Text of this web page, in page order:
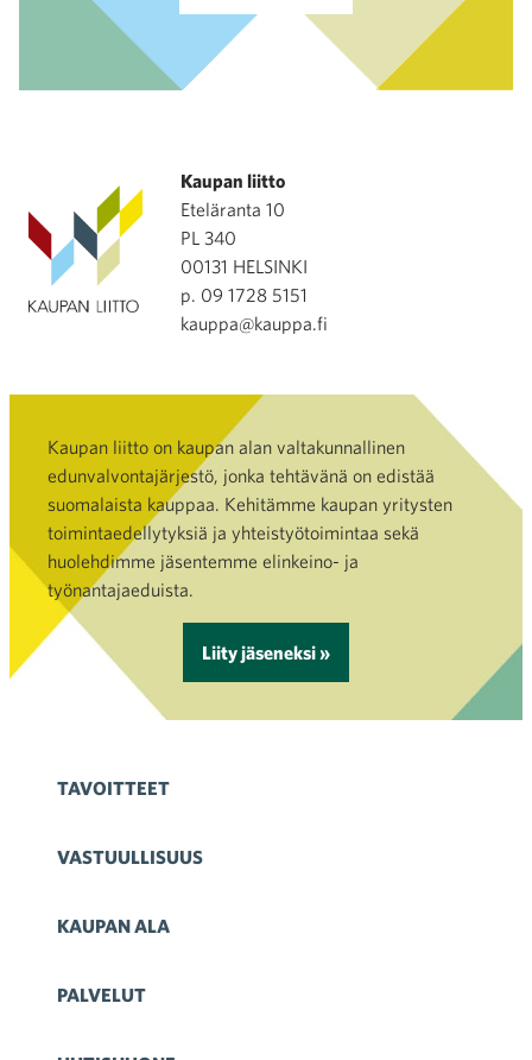
Kaupan liitto
Eteläranta 10
PL 340
00131 HELSINKI
p. 09 1728 5151
kauppa@kauppa.fi
Kaupan liitto on kaupan alan valtakunnallinen
edunvalvontajärjestö, jonka tehtävänä on edistää
suomalaista kauppaa. Kehitämme kaupan yritysten
toimintaedellytyksiä ja yhteistyötoimintaa sekä
huolehdimme jäsentemme elinkeino- ja
työnantajaeduista.
Liity jäseneksi »
TAVOITTEET
VASTUULLISUUS
KAUPAN ALA
PALVELUT